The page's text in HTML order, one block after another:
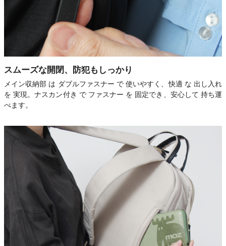
スムーズな開閉、防犯もしっかり
メイン収納部 は ダブルファスナー で 使いやすく、快適 な 出し入れ
を 実現。ナスカン付き で ファスナー を 固定でき、安心して 持ち運
べます。